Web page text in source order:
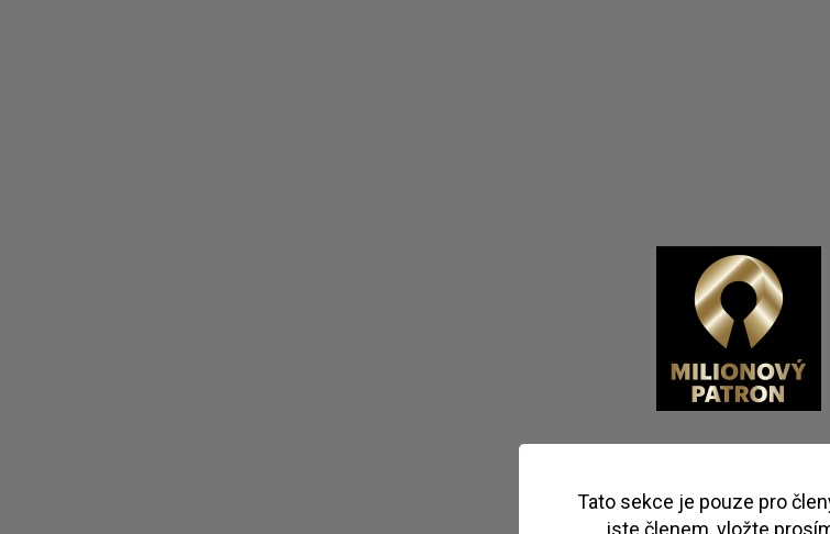
Tato sekce je pouze pro